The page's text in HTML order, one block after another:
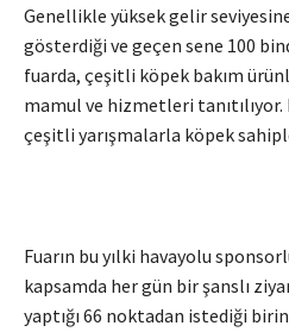
Genellikle yüksek gelir
gösterdiği ve geçen sene 100
fuarda, çeşitli köpek bakım
mamul ve hizmetleri tanıtılıyor.
çeşitli yarışmalarla köpek
Fuarın bu yılki havayolu
kapsamda her gün bir şanslı
yaptığı 66 noktadan istediği